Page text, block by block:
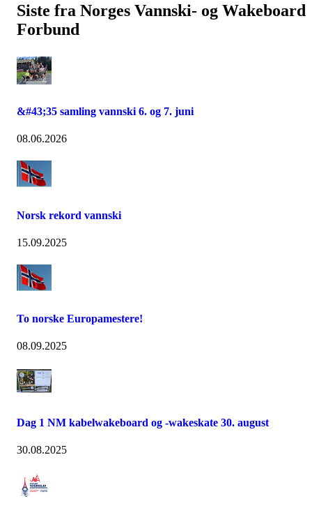
Siste fra Norges Vannski- og Wakeboard
Forbund
&#43;35 samling vannski 6. og 7. juni
08.06.2026
Norsk rekord vannski
15.09.2025
To norske Europamestere!
08.09.2025
Dag 1 NM kabelwakeboard og -wakeskate 30. august
30.08.2025